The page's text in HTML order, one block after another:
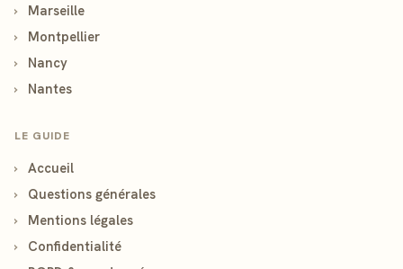
›
Marseille
›
Montpellier
›
Nancy
›
Nantes
LE GUIDE
›
Accueil
›
Questions générales
›
Mentions légales
›
Confidentialité